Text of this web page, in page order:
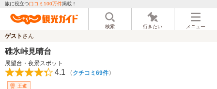
旅に役立つ口コミ100万件掲載！
検索 行きたい メニュー
ゲスト さん
碓氷峠見晴台
展望台・夜景スポット
4.1 （ クチコミ69件）
王道